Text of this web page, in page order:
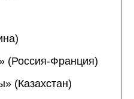
(Россия-Франция)
(Казахстан)